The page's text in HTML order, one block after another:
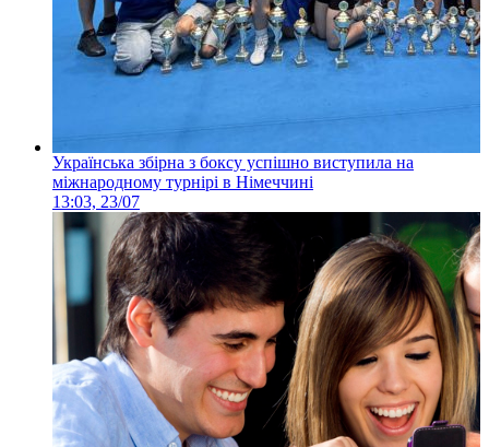
Українська збірна з боксу успішно виступила на
міжнародному турнірі в Німеччині
13:03, 23/07